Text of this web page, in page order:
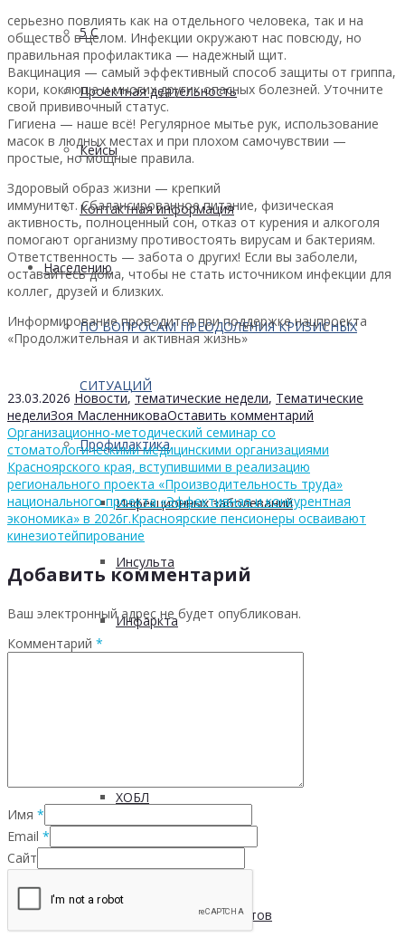
5 С
Проектная деятельность
Кейсы
Контактная информация
Населению
ПО ВОПРОСАМ ПРЕОДОЛЕНИЯ КРИЗИСНЫХ
СИТУАЦИЙ
Профилактика
Инфекционных заболеваний
Инсульта
Инфаркта
ХОБЛ
Безопасность пациентов
серьезно повлиять как на отдельного человека, так и на
общество в целом. Инфекции окружают нас повсюду, но
правильная профилактика — надежный щит.
Вакцинация — самый эффективный способ защиты от гриппа,
кори, коклюша и многих других опасных болезней. Уточните
свой прививочный статус.
Гигиена — наше всё! Регулярное мытье рук, использование
масок в людных местах и при плохом самочувствии —
простые, но мощные правила.
Здоровый образ жизни — крепкий
иммунитет. Сбалансированное питание, физическая
активность, полноценный сон, отказ от курения и алкоголя
помогают организму противостоять вирусам и бактериям.
Ответственность — забота о других! Если вы заболели,
оставайтесь дома, чтобы не стать источником инфекции для
коллег, друзей и близких.
Информирование проводится при поддержке нацпроекта
«Продолжительная и активная жизнь»
23.03.2026 Новости,тематические недели, Тематические
неделиЗоя МасленниковаОставить комментарий
Организационно-методический семинар со
стоматологическими медицинскими организациями
Красноярского края, вступившими в реализацию
регионального проекта «Производительность труда»
национального проекта «Эффективная и конкурентная
экономика» в 2026г.Красноярские пенсионеры осваивают
кинезиотейпирование
Добавить комментарий
Ваш электронный адрес не будет опубликован.
Комментарий *
Имя *
Email *
Сайт